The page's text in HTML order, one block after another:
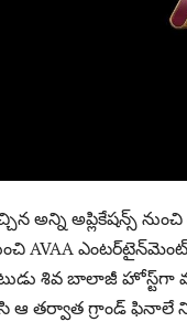
అన్ని అప్లికేషన్స్
AVAA
శివ బాలాజీ హోస్ట్‌గా
ఆ తర్వాత గ్రాండ్